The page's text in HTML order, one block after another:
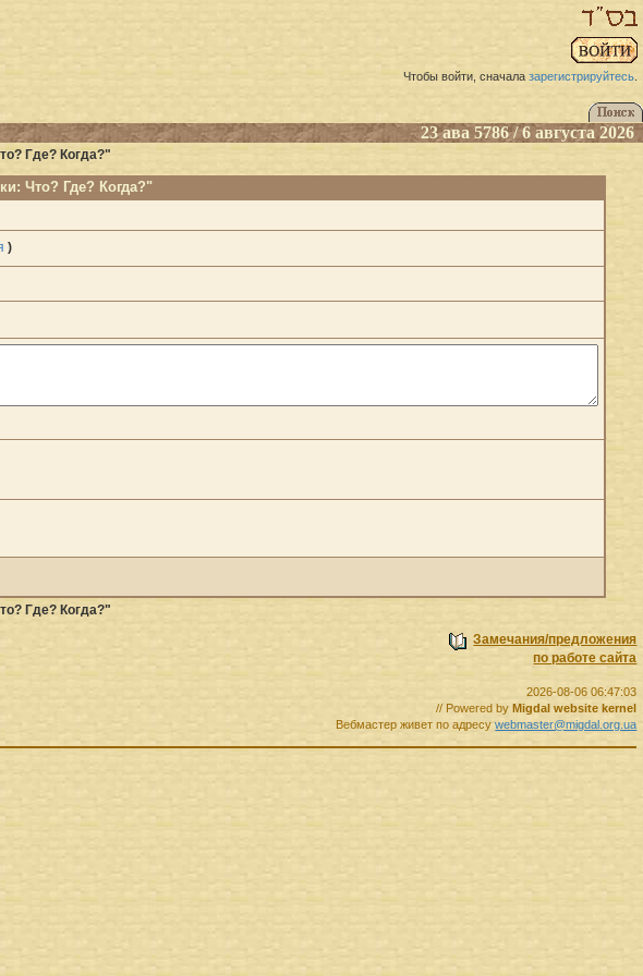
Чтобы войти, сначала зарегистрируйтесь.
23 ава 5786 / 6 августа 2026
Где? Когда?"
Что? Где? Когда?"
)
Где? Когда?"
Замечания/предложения
по работе сайта
2026-08-06 06:47:03
// Powered byMigdal website kernel
Вебмастер живет по адресуwebmaster@migdal.org.ua